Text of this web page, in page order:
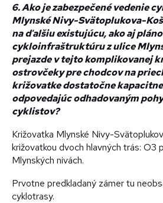
6. Ako je zabezpečené vedenie
Mlynské Nivy-Svätoplukova-
na ďalšiu existujúcu, ako aj
cykloinfraštruktúru z ulice
prejazde v tejto komplikovanej
ostrovčeky pre chodcov na
križovatke dostatočne
odpovedajúc odhadovaným
cyklistov?
Križovatka Mlynské Nivy-
križovatkou dvoch hlavných trás: O3
Mlynských nivách.
Prvotne predkladaný zámer tu
cyklotrasy.